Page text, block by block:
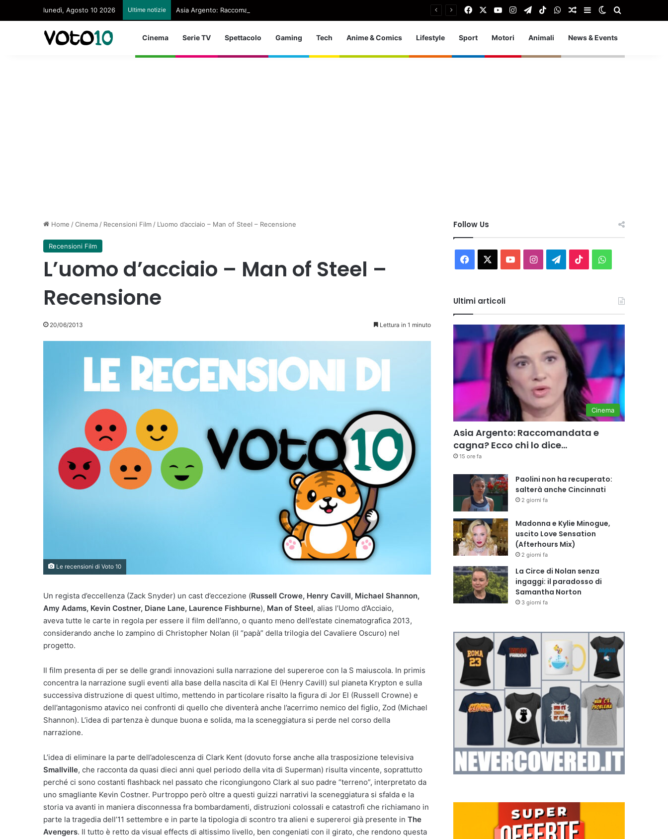
lunedì, Agosto 10 2026 Ultime notizie Asia Argento: Raccomandata e cagna? Ecco chi lo dice… FacebookYou TubeInstagram
TelegramTikTokWhatsApp
Articolo Random
Barra laterale
Cambia aspetto
Cinema Serie TV Spettacolo Gaming Tech Anime & Comics Lifestyle Sport Motori Animali News & Events
Home /Cinema / Recensioni Film / L’uomo d’acciaio – Man of Steel – Recensione
Recensioni Film
L’uomo d’acciaio – Man of Steel –
Recensione
20/06/2013 Lettura in 1 minuto
Le recensioni di Voto 10
Un regista d’eccellenza (Zack Snyder) un cast d’eccezione (Russell Crowe, Henry Cavill, Michael Shannon,
Amy Adams, Kevin Costner, Diane Lane, Laurence Fishburne), Man of Steel, alias l’Uomo d’Acciaio,
aveva tutte le carte in regola per essere il film dell’anno, o quanto meno dell’estate cinematografica 2013,
considerando anche lo zampino di Christopher Nolan (il “papà” della trilogia del Cavaliere Oscuro) nel
progetto.
Il film presenta di per se delle grandi innovazioni sulla narrazione del supereroe con la S maiuscola. In primis
concentra la narrazione sugli eventi alla base della nascita di Kal El (Henry Cavill) sul pianeta Krypton e sulla
successiva distruzione di quest ultimo, mettendo in particolare risalto la figura di Jor El (Russell Crowne) e
dell’antagonismo atavico nei confronti di quello che diventerà anche l’acerrimo nemico del figlio, Zod (Michael
Shannon). L’idea di partenza è dunque buona e solida, ma la sceneggiatura si perde nel corso della
narrazione.
L’idea di eliminare la parte dell’adolescenza di Clark Kent (dovuto forse anche alla trasposizione televisiva
Smallville, che racconta da quasi dieci anni quel periodo della vita di Superman) risulta vincente, soprattutto
perché ci sono costanti flashback nel passato che ricongiungono Clark al suo padre “terreno”, interpretato da
uno smagliante Kevin Costner. Purtroppo però oltre a questi guizzi narrativi la sceneggiatura si sfalda e la
storia va avanti in maniera disconnessa fra bombardamenti, distruzioni colossali e catastrofi che richiamano in
parte la tragedia dell’11 settembre e in parte la tipologia di scontro tra alieni e supereroi già presente in The
Avengers. Il tutto è retto da visual effects di altissimo livello, ben congeniati con il girato, che rendono questa
Follow Us
Facebook You InstagramTelegram
TikTokWhatsApp
Ultimi articoli
Cinema
Asia Argento: Raccomandata e
cagna? Ecco chi lo dice…
15 ore fa
Paolini non ha recuperato:
salterà anche Cincinnati
2 giorni fa
Madonna e Kylie Minogue,
uscito Love Sensation
(Afterhours Mix)
2 giorni fa
La Circe di Nolan senza
ingaggi: il paradosso di
Samantha Norton
3 giorni fa